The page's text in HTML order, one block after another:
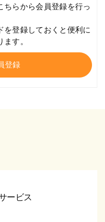
ちらから会員登録を行っ
を登録しておくと便利に
す。
ービス